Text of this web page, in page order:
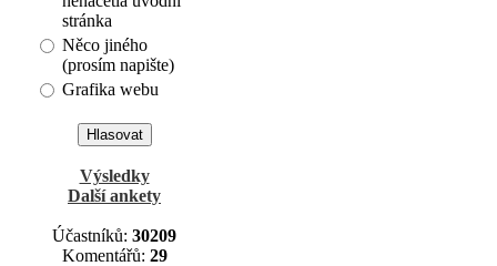
stránka
Něco jiného
(prosím napište)
Grafika webu
Výsledky
Další ankety
Účastníků: 30209
Komentářů: 29